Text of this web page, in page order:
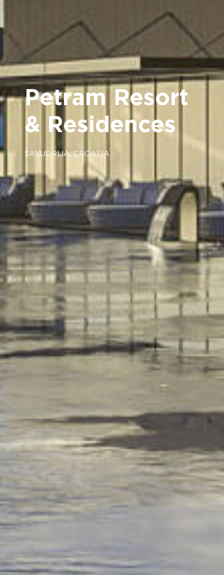
Petram Resort
& Residences
SAVUDRIJA, CROATIA